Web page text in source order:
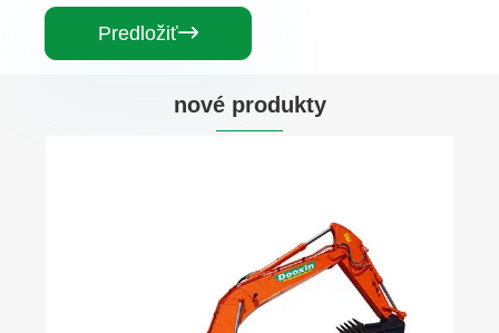
Predložiť
nové produkty